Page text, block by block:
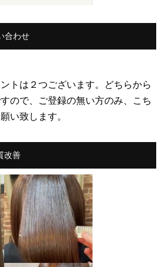
合わせ
トは２つございます。どちらから
ので、ご登録の無い方のみ、こち
い致します。
改善